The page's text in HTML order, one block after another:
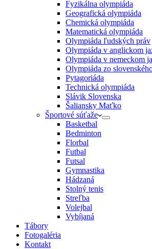
Fyzikálna olympiáda
Geografická olympiáda
Chemická olympiáda
Matematická olympiáda
Olympiáda ľudských práv
Olympiáda v anglickom
Olympiáda v nemeckom
Olympiáda zo
Pytagoriáda
Technická olympiáda
Slávik Slovenska
Šaliansky Maťko
Športové súťaže
Basketbal
Bedminton
Florbal
Futbal
Futsal
Gymnastika
Hádzaná
Stolný tenis
Streľba
Volejbal
Vybíjaná
Tábory
Fotogaléria
Kontakt